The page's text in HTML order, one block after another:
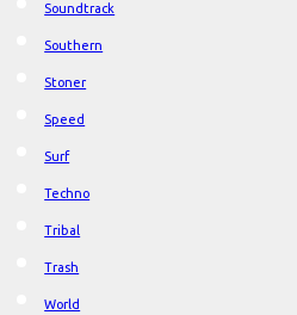
Soundtrack
Southern
Stoner
Speed
Surf
Techno
Tribal
Trash
World